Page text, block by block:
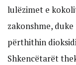
lulëzimet e
zakonshme,
përthithin
Shkencëtarët